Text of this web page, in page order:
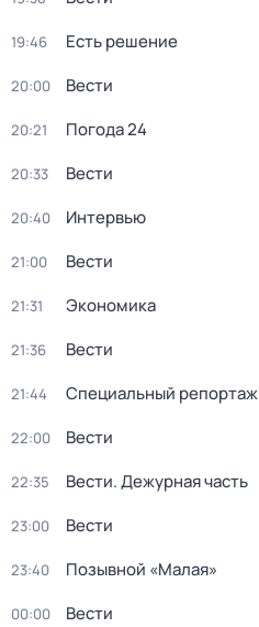
19:46 Есть решение
20:00 Вести
20:21 Погода 24
20:33 Вести
20:40 Интервью
21:00 Вести
21:31 Экономика
21:36 Вести
21:44 Специальный репортаж
22:00 Вести
22:35 Вести. Дежурная часть
23:00 Вести
23:40 Позывной «Малая»
00:00 Вести